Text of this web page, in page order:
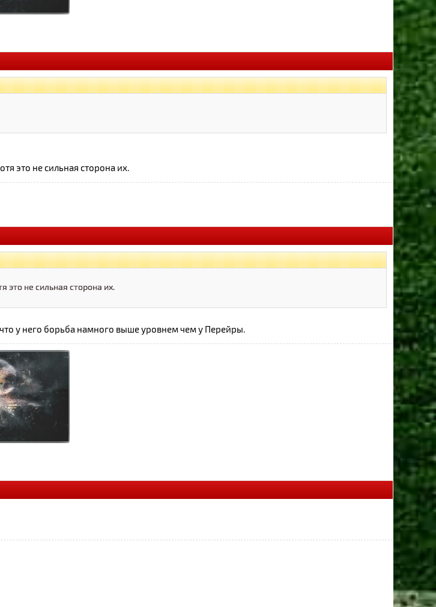
это не сильная сторона их.
это не сильная сторона их.
у него борьба намного выше уровнем чем у Перейры.